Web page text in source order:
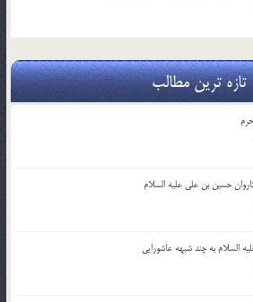
تازه ترین مطالب
حسین بن علی علیه السلام
السلام به چند شبهه عاشورایی